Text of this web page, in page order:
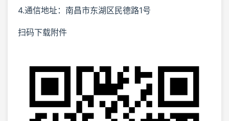
4.通信地址：南昌市东湖区民德路1号
扫码下载附件